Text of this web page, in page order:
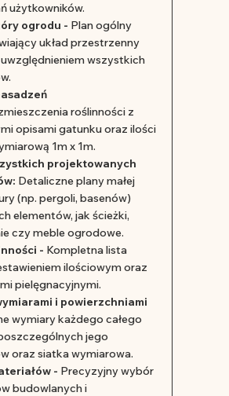
użytkowników.
ogrodu - Plan ogólny
układ przestrzenny
wszystkich
roślinności z
opisami gatunku oraz ilości
1m x 1m.
projektowanych
Detaliczne plany małej
(np. pergoli, basenów)
elementów, jak ścieżki,
czy meble ogrodowe.
- Kompletna lista
ilościowym oraz
pielęgnacyjnymi.
i powierzchniami
wymiary każdego całego
jego
oraz siatka wymiarowa.
- Precyzyjny wybór
budowlanych i